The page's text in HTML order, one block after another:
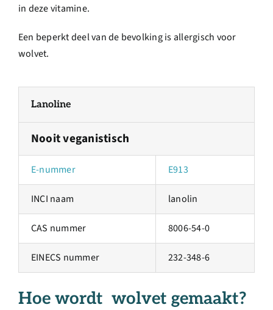
in deze vitamine.
Een beperkt deel van de bevolking is allergisch voor
wolvet.
Lanoline
Nooit veganistisch
E-nummer E913
INCI naam lanolin
CAS nummer 8006-54-0
EINECS nummer 232-348-6
Hoe wordt wolvet gemaakt?